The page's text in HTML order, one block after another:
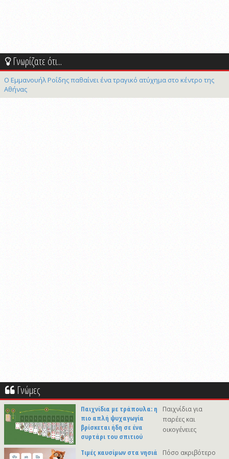
Γνωρίζατε ότι...
Ο Εμμανουήλ Ροΐδης παθαίνει ένα τραγικό ατύχημα στο κέντρο της
Αθήνας
Γνώμες
Παιχνίδια με τράπουλα: η
πιο απλή ψυχαγωγία
βρίσκεται ήδη σε ένα
συρτάρι του σπιτιού
Παιχνίδια για
παρέες και
οικογένειες
Τιμές καυσίμων στα νησιά
Πόσο ακριβότερο